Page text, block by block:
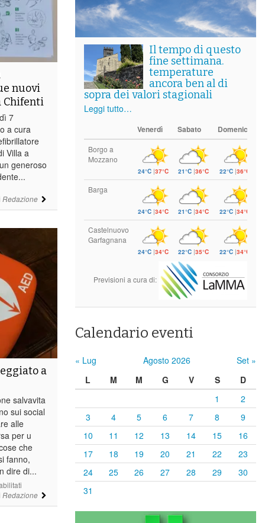
Redazione
nuovi
Chifenti
7
a cura
Villa a
generoso
Sul
Defibrillatore
Redazione
a
salvavita
sui social
alle
per u
che
fanno,
dire di...
Il tempo di questo
fine settimana.
temperature
ancora ben al di
sopra dei valori stagionali
Leggi tutto…
Venerdì Sabato Domenica
Borgo a
Mozzano
24°C |37°C 21°C |36°C 22°C |36°C
Barga
24°C |34°C 21°C |34°C 22°C |34°C
Castelnuovo
Garfagnana
24°C |34°C 22°C |35°C 22°C |34°C
Previsioni a cura di:
Calendario eventi
« Lug Agosto 2026
Set »
L
M M G V S
D
1
2
3
4 5 6 7 8
9
10
11 12 13 14 15
16
17
18 19 20 21 22
23
24
25 26 27 28 29
30
31